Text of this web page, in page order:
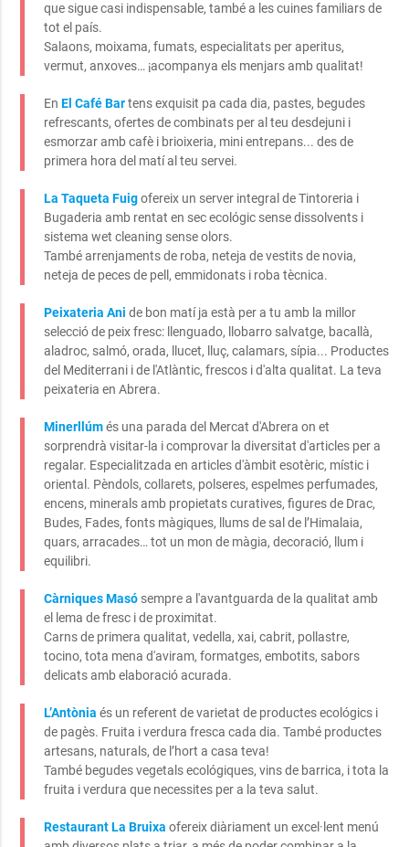
que sigue casi indispensable, també a les cuines familiars de
tot el país.
Salaons, moixama, fumats, especialitats per aperitus,
vermut, anxoves… ¡acompanya els menjars amb qualitat!
En El Café Bartens exquisit pa cada dia, pastes, begudes
refrescants, ofertes de combinats per al teu desdejuni i
esmorzar amb cafè i brioixeria, mini entrepans... des de
primera hora del matí al teu servei.
La Taqueta Fuig ofereix un server integral de Tintoreria i
Bugaderia amb rentat en sec ecológic sense dissolvents i
sistema wet cleaning sense olors.
També arrenjaments de roba, neteja de vestits de novia,
neteja de peces de pell, emmidonats i roba tècnica.
Peixateria Ani de bon matí ja està per a tu amb la millor
selecció de peix fresc: llenguado, llobarro salvatge, bacallà,
aladroc, salmó, orada, llucet, lluç, calamars, sípia... Productes
del Mediterrani i de l'Atlàntic, frescos i d'alta qualitat. La teva
peixateria en Abrera.
Minerllúmés una parada del Mercat d'Abrera on et
sorprendrà visitar-la i comprovar la diversitat d'articles per a
regalar. Especialitzada en articles d'àmbit esotèric, místic i
oriental. Pèndols, collarets, polseres, espelmes perfumades,
encens, minerals amb propietats curatives, figures de Drac,
Budes, Fades, fonts màgiques, llums de sal de l’Himalaia,
quars, arracades… tot un mon de màgia, decoració, llum i
equilibri.
Càrniques Masósempre a l'avantguarda de la qualitat amb
el lema de fresc i de proximitat.
Carns de primera qualitat, vedella, xai, cabrit, pollastre,
tocino, tota mena d'aviram, formatges, embotits, sabors
delicats amb elaboració acurada.
L’Antònia és un referent de varietat de productes ecológics i
de pagès. Fruita i verdura fresca cada dia. També productes
artesans, naturals, de l’hort a casa teva!
També begudes vegetals ecológiques, vins de barrica, i tota la
fruita i verdura que necessites per a la teva salut.
Restaurant La Bruixa ofereix diàriament un excel·lent menú